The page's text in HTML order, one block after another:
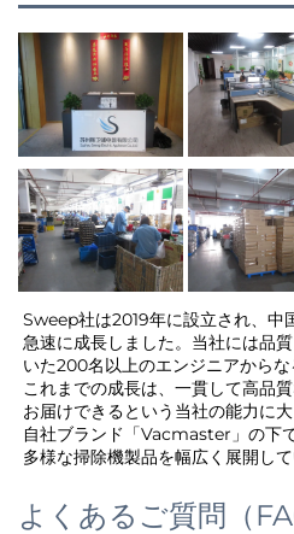
Sweep社は2019年に設立され、中
急速に成長しました。当社には品
いた200名以上のエンジニアからな
これまでの成長は、一貫して高品
お届けできるという当社の能力に
自社ブランド「Vacmaster」の下
多様な掃除機製品を幅広く展開して
よくあるご質問（